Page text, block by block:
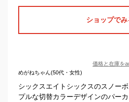
ショップでみ
価格と在庫を
めがねちゃん(50代・女性)
シックスエイトシックスのスノー
プルな切替カラーデザインのパー